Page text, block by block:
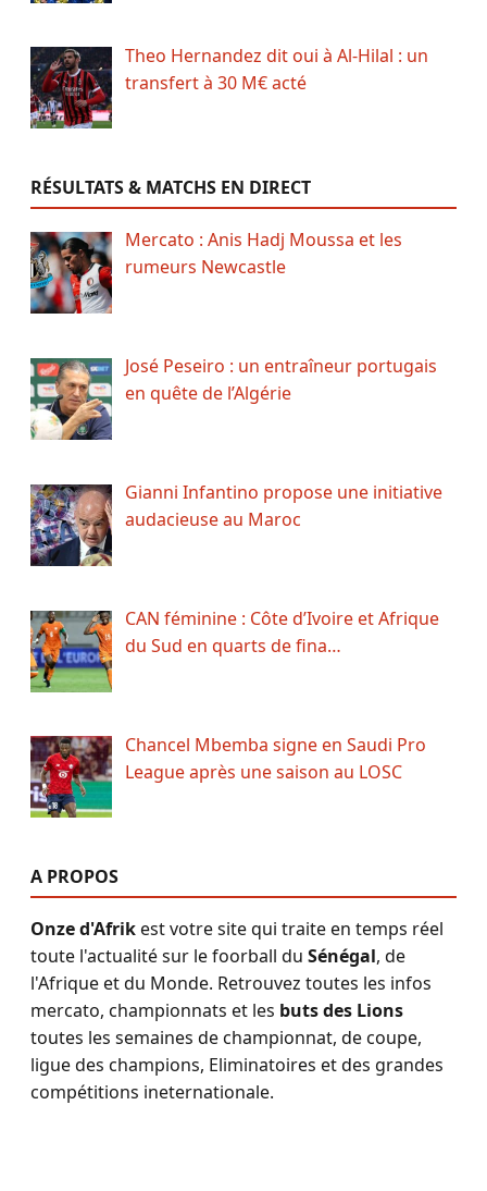
Theo Hernandez dit oui à Al-Hilal : un
transfert à 30 M€ acté
RÉSULTATS & MATCHS EN DIRECT
Mercato : Anis Hadj Moussa et les
rumeurs Newcastle
José Peseiro : un entraîneur portugais
en quête de l’Algérie
Gianni Infantino propose une initiative
audacieuse au Maroc
CAN féminine : Côte d’Ivoire et Afrique
du Sud en quarts de fina…
Chancel Mbemba signe en Saudi Pro
League après une saison au LOSC
A PROPOS
Onze d'Afrikest votre site qui traite en temps réel
toute l'actualité sur le foorball du Sénégal, de
l'Afrique et du Monde. Retrouvez toutes les infos
mercato, championnats et les buts des Lions
toutes les semaines de championnat, de coupe,
ligue des champions, Eliminatoires et des grandes
compétitions ineternationale.